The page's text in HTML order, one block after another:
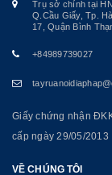
Trụ sở chính tại
Q.Cầu Giấy, Tp.
17, Quận Bình
+84989739027
Giấy chứng nhận
cấp ngày 29/05/2013
VỀ CHÚNG TÔI